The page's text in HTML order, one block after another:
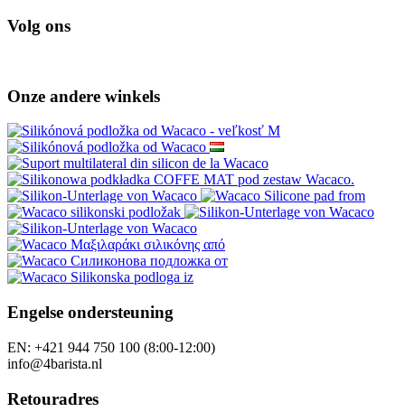
Volg ons
Onze andere winkels
Engelse ondersteuning
EN: +421 944 750 100 (8:00-12:00)
info@4barista.nl
Retouradres